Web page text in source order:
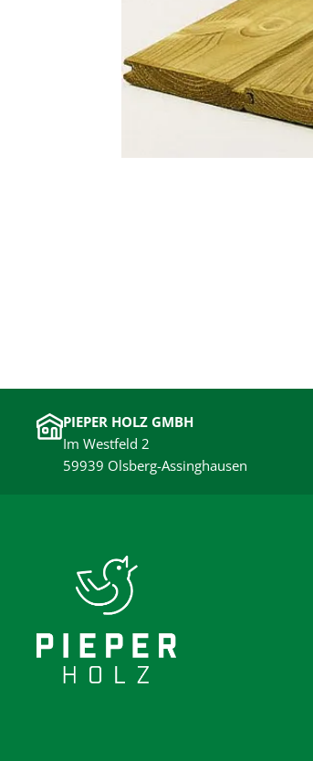
PIEPER HOLZ GMBH
Im Westfeld 2
59939 Olsberg-Assinghausen